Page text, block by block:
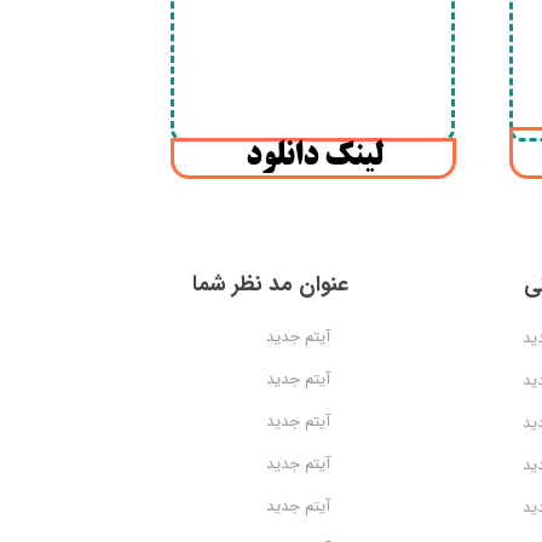
لینک دانلود
عنوان مد نظر شما
آیتم جدید
آیتم جدید
آیتم جدید
آیتم جدید
آیتم جدید